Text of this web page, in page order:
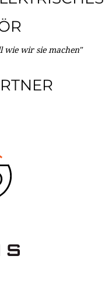
wie wir sie machen"